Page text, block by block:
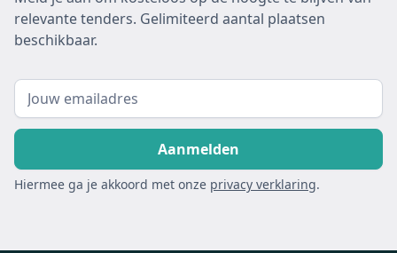
relevante tenders. Gelimiteerd aantal plaatsen
beschikbaar.
Hiermee ga je akkoord met onze privacy verklaring.